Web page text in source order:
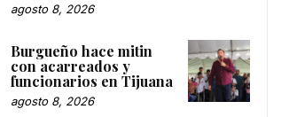
agosto 8, 2026
Burgueño hace mitin
con acarreados y
funcionarios en Tijuana
agosto 8, 2026